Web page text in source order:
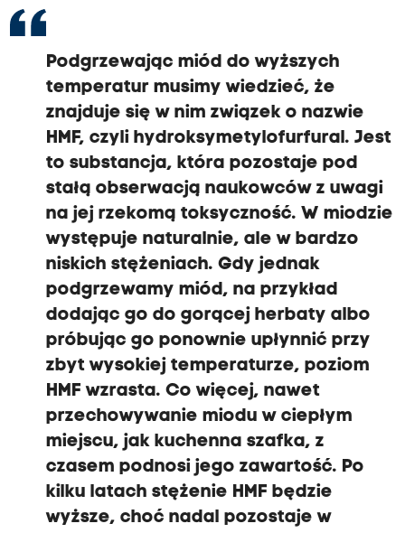
Podgrzewając miód do wyższych
temperatur musimy wiedzieć, że
znajduje się w nim związek o nazwie
HMF, czyli hydroksymetylofurfural. Jest
to substancja, która pozostaje pod
stałą obserwacją naukowców z uwagi
na jej rzekomą toksyczność. W miodzie
występuje naturalnie, ale w bardzo
niskich stężeniach. Gdy jednak
podgrzewamy miód, na przykład
dodając go do gorącej herbaty albo
próbując go ponownie upłynnić przy
zbyt wysokiej temperaturze, poziom
HMF wzrasta. Co więcej, nawet
przechowywanie miodu w ciepłym
miejscu, jak kuchenna szafka, z
czasem podnosi jego zawartość. Po
kilku latach stężenie HMF będzie
wyższe, choć nadal pozostaje w